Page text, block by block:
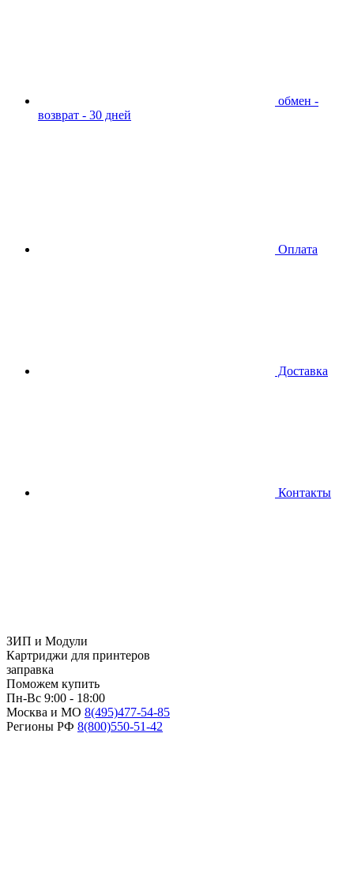
обмен -
возврат - 30 дней
Оплата
Доставка
Контакты
ЗИП и Модули
Картриджи для принтеров
заправка
Поможем купить
Пн-Вс 9:00 - 18:00
Москва и МО 8(495)477-54-85
Регионы РФ 8(800)550-51-42